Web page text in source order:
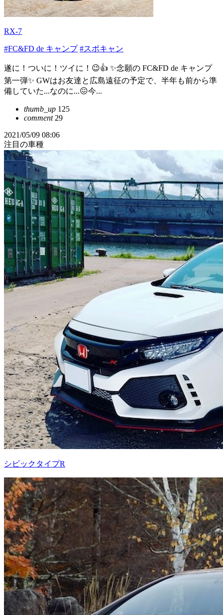
RX-7
#FC&FD de キャンプ #スポキャン
遂に！ついに！ツイに！😉👍 ✨念願の FC&FD de キャンプ
第一弾✨ GWはお友達と広島遠征の予定で、半年も前から準
備していた...なのに...😖今...
thumb_up 125
comment29
2021/05/09 08:06
注目の車種
シビックタイプR